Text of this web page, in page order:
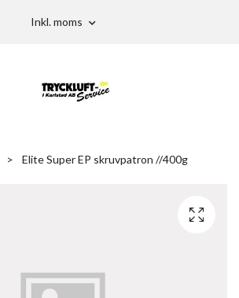
Inkl. moms
Elite Super EP skruvpatron //400g